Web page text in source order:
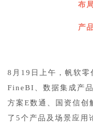
布
产
8月19日上午，帆软零
FineBI、数据集成产
方案E数通、国资信创
了5个产品及场景应用